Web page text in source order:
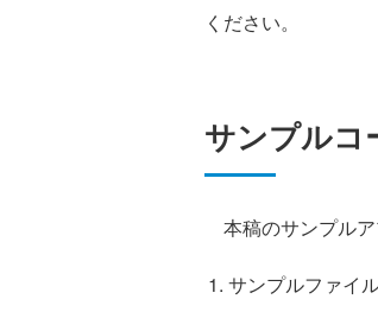
ください。
サンプルコ
本稿のサンプルア
サンプルファイ